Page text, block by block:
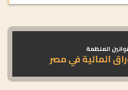
المنظمة
المالية في مصر